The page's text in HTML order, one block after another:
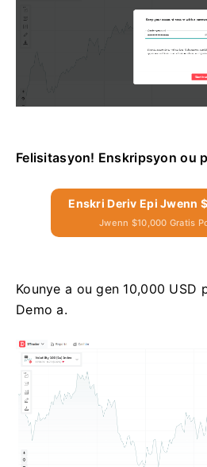
Felisitasyon! Enskripsyon ou
Enskri Deriv Epi Jwenn
Jwenn $10,000 Gratis
Kounye a ou gen 10,000 USD
Demo a.